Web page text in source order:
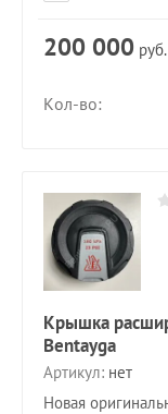
Кол-во:
200 000 руб.
Крышка
Bentayga
Артикул: нет
Новая